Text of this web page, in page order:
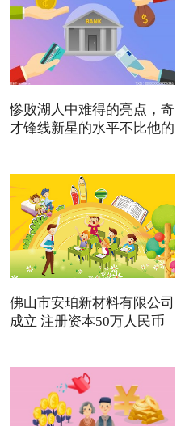
惨败湖人中难得的亮点，奇
才锋线新星的水平不比他的
佛山市安珀新材料有限公司
成立 注册资本50万人民币